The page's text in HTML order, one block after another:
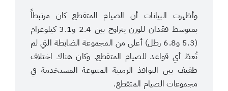
وأظهرت البيانات أن الصيام المتقطع كان مرتبطاً
بمتوسط ​​فقدان للوزن يتراوح بين 2.4 و3.1 كيلوغرام
(5.3 و6.8 رطل) أعلى من المجموعة الضابطة التي لم
تُعطَ أي قواعد للصيام المتقطع. وكان هناك اختلاف
طفيف بين النوافذ الزمنية المتنوعة المستخدمة في
مجموعات الصيام المتقطع.